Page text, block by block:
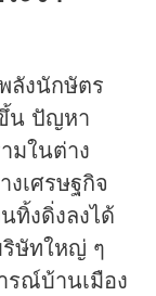
ลังนักษัตร
น ปัญหา
มในต่าง
เศรษฐกิจ
ทิ้งดิ่งลงได้
ษัทใหญ่ ๆ
รณ์บ้านเมือง